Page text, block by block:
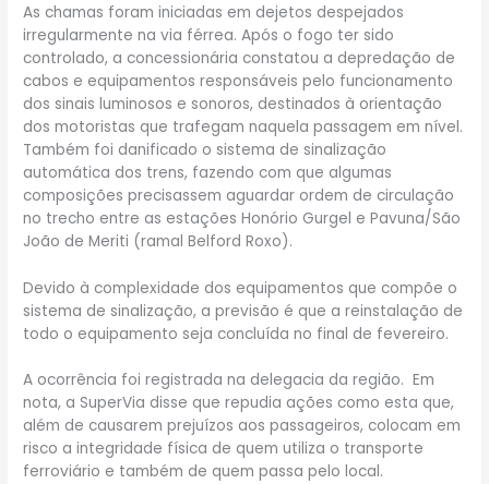
As chamas foram iniciadas em dejetos despejados
irregularmente na via férrea. Após o fogo ter sido
controlado, a concessionária constatou a depredação de
cabos e equipamentos responsáveis pelo funcionamento
dos sinais luminosos e sonoros, destinados à orientação
dos motoristas que trafegam naquela passagem em nível.
Também foi danificado o sistema de sinalização
automática dos trens, fazendo com que algumas
composições precisassem aguardar ordem de circulação
no trecho entre as estações Honório Gurgel e Pavuna/São
João de Meriti (ramal Belford Roxo).
Devido à complexidade dos equipamentos que compõe o
sistema de sinalização, a previsão é que a reinstalação de
todo o equipamento seja concluída no final de fevereiro.
A ocorrência foi registrada na delegacia da região. Em
nota, a SuperVia disse que repudia ações como esta que,
além de causarem prejuízos aos passageiros, colocam em
risco a integridade física de quem utiliza o transporte
ferroviário e também de quem passa pelo local.